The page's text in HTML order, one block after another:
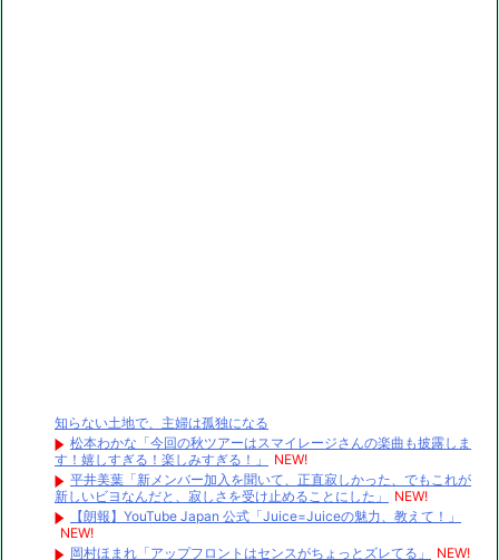
知らない土地で、主婦は孤独になる
松本わかな「今回の秋ツアーはスマイレージさんの楽曲も披露しま
す！嬉しすぎる！楽しみすぎる！」
NEW!
平井美葉「新メンバー加入を聞いて、正直寂しかった、でもこれが
新しいビヨなんだと、寂しさを受け止めることにした」
NEW!
【朗報】YouTube Japan 公式「Juice=Juiceの魅力、教えて！」
NEW!
岡村ほまれ「アップフロントはセンスがちょっとズレてる」
NEW!